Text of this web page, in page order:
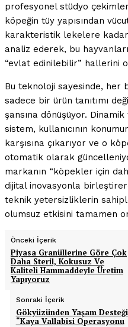
profesyonel stüdyo
köpeğin tüy yapısından
karakteristik lekelere
analiz ederek, bu
“evlat edinilebilir” hallerini
Bu teknoloji sayesinde, her
sadece bir ürün tanıtımı
şansına dönüşüyor.
sistem, kullanıcının
karşısına çıkarıyor ve o
otomatik olarak
markanın “köpekler için
dijital inovasyonla
teknik yetersizliklerin
olumsuz etkisini tamamen
Önceki İçerik
Piyasa Granüllerine Göre Çok
Daha Steril, Kokusuz Ve
Kaliteli Hammaddeyle Üretim
Yapıyoruz
Sonraki İçerik
Gökyüzünden Yaşam
“Kaya Vallabisi Operasyonu